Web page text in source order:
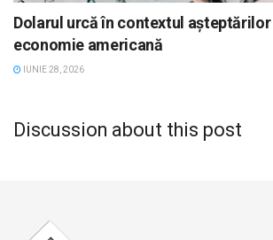
Dolarul urcă în contextul
economie americană
IUNIE 28, 2026
Discussion about this post